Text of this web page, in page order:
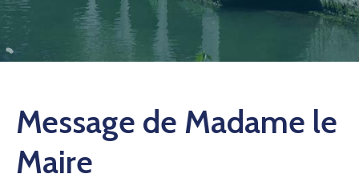
Message de Madame le
Maire